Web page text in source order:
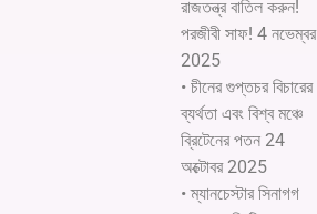
রাজতন্ত্র বাতিল করুন!
পরজীবী সাফ! 4 নভেম্বর
2025
• চীনের গুপ্তচর বিচারের
ব্যর্থতা এবং বিশ্ব মঞ্চে
ব্রিটেনের পতন 24
অক্টোবর 2025
• ম্যানচেস্টার সিনাগগ